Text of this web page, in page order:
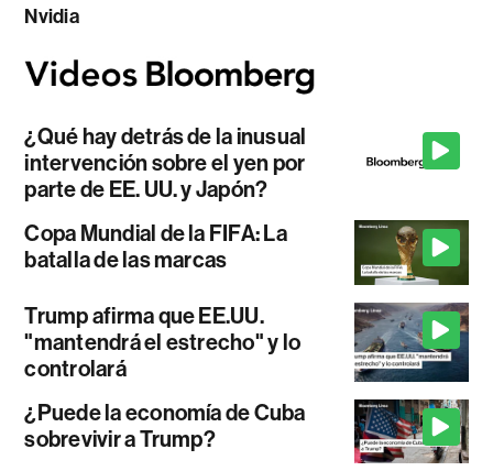
Nvidia
¿Qué hay detrás de la inusual
intervención sobre el yen por
parte de EE. UU. y Japón?
Copa Mundial de la FIFA: La
batalla de las marcas
Trump afirma que EE.UU.
"mantendrá el estrecho" y lo
controlará
¿Puede la economía de Cuba
sobrevivir a Trump?